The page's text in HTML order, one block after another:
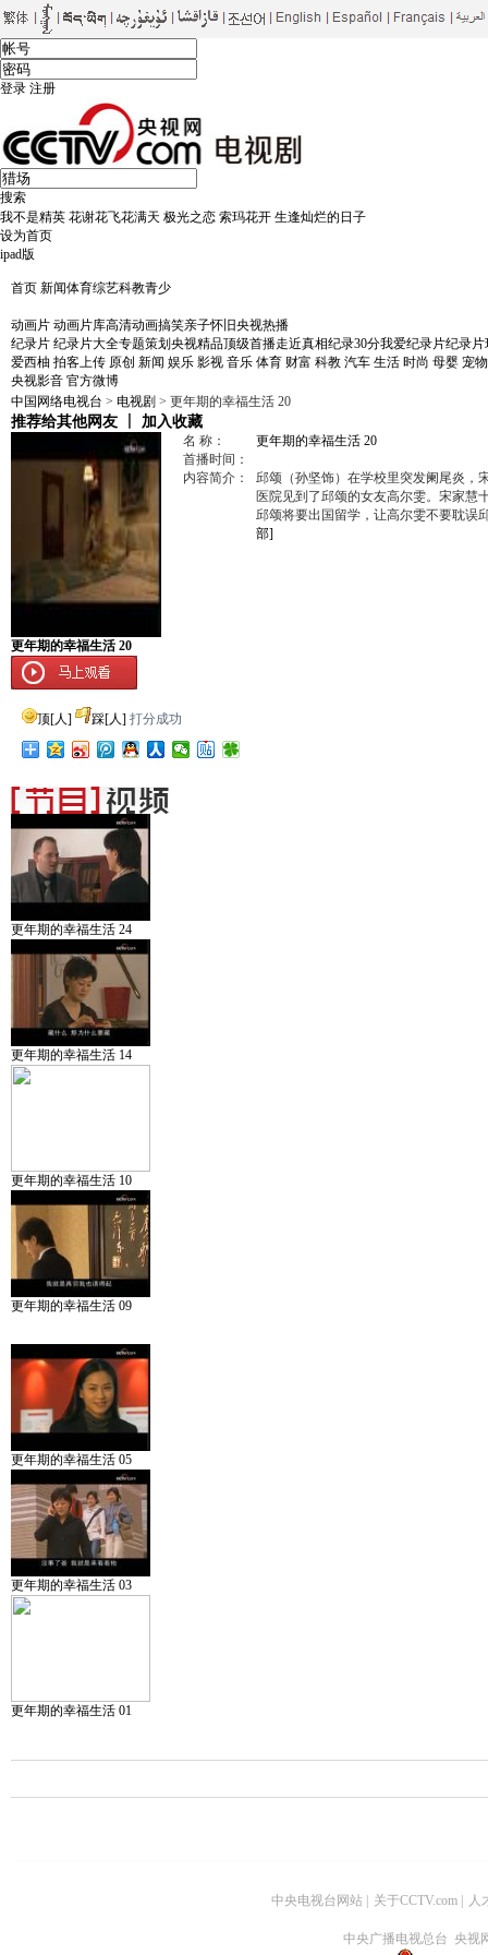
登录 注册
搜索
我不是精英 花谢花飞花满天 极光之恋 索玛花开 生逢灿烂的日子
设为首页
ipad版
首页 新闻体育综艺科教青少
动画片 动画片库高清动画搞笑亲子怀旧央视热播
纪录片 纪录片大全专题策划 央视精品顶级首播走近真相纪录30分我爱纪录片纪录片
爱西柚 拍客上传 原创 新闻 娱乐 影视 音乐 体育 财富 科教 汽车 生活 时尚 母婴 宠物
央视影音 官方微博
中国网络电视台 > 电视剧 > 更年期的幸福生活 20
推荐给其他网友 加入收藏
更年期的幸福生活 20
名 称：
更年期的幸福生活 20
首播时间：
内容简介：
邱颂（孙坚饰）在学校里突发阑尾炎，
医院见到了邱颂的女友高尔雯。宋家慧
邱颂将要出国留学，让高尔雯不要耽误
部]
顶[人] 踩[人] 打分成功
更年期的幸福生活 24
更年期的幸福生活 14
更年期的幸福生活 10
更年期的幸福生活 09
更年期的幸福生活 05
更年期的幸福生活 03
更年期的幸福生活 01
中央电视台网站 关于CCTV.com 人
中央广播电视总台 央视